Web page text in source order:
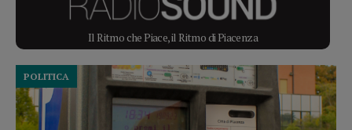
Il Ritmo che Piace, il Ritmo di Piacenza
POLITICA